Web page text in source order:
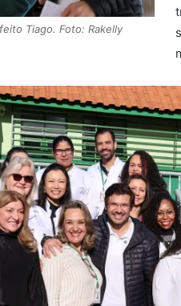
Tiago. Foto: Rakelly